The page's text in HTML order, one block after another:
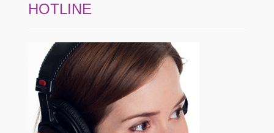
HOTLINE